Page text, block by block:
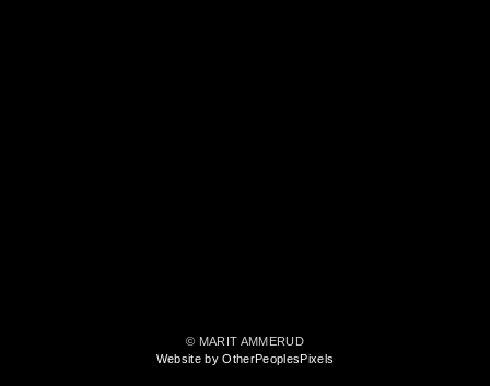
© MARIT AMMERUD
Website by OtherPeoplesPixels